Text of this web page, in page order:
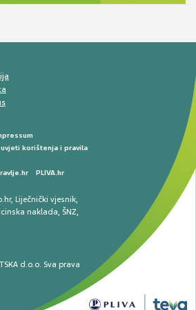
onkološke dijagnostike
korištenja i pravila
PLIVA.hr
, Liječnički vjesnik,
naklada, ŠNZ,
d.o.o. Sva prava